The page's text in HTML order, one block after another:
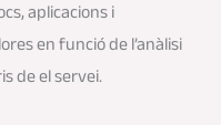
aplicacions i
en funció de l’anàlisi
de el servei.